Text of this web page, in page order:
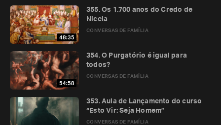
48:35
CONVERSAS DE FAMÍLIA
355. Os 1.700 anos do Credo de
Niceia
54:58
CONVERSAS DE FAMÍLIA
354. O Purgatório é igual para
todos?
CONVERSAS DE FAMÍLIA
353. Aula de Lançamento do curso
“Esto Vir: Seja Homem”